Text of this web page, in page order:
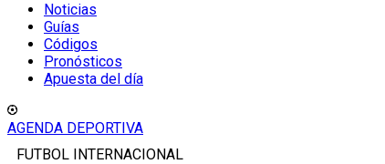
Noticias
Guías
Códigos
Pronósticos
Apuesta del día
AGENDA DEPORTIVA
FUTBOL INTERNACIONAL